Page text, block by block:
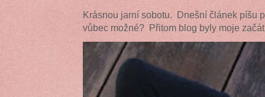
Krásnou jarní sobotu. Dnešní článek píšu
vůbec možné? Přitom blog byly moje